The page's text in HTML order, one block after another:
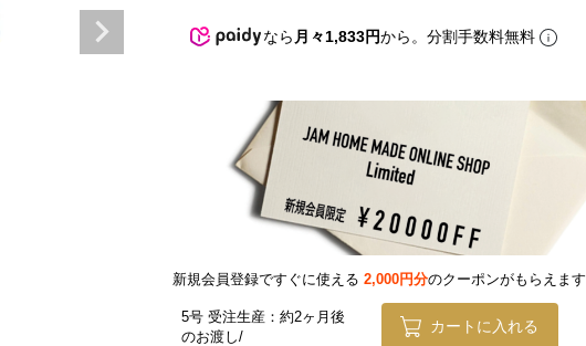
なら 月々1,833円から。分割手数料無料
新規会員登録ですぐに使える 2,000円分のクーポンがもらえます
5号 受注生産：約2ヶ月後
のお渡し
カートに入れる